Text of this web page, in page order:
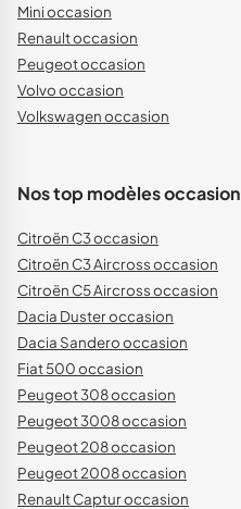
Mini occasion
Renault occasion
Peugeot occasion
Volvo occasion
Volkswagen occasion
Nos top modèles occasion
Citroën C3 occasion
Citroën C3 Aircross occasion
Citroën C5 Aircross occasion
Dacia Duster occasion
Dacia Sandero occasion
Fiat 500 occasion
Peugeot 308 occasion
Peugeot 3008 occasion
Peugeot 208 occasion
Peugeot 2008 occasion
Renault Captur occasion